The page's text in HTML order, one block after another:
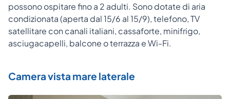
possono ospitare fino a 2 adulti. Sono dotate di aria
condizionata (aperta dal 15/6 al 15/9), telefono, TV
satellitare con canali italiani, cassaforte, minifrigo,
asciugacapelli, balcone o terrazza e Wi-Fi.
Camera vista mare laterale